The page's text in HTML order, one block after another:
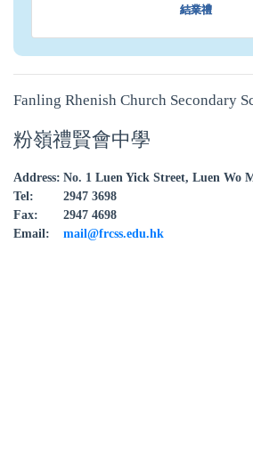
結業禮
Fanling Rhenish Church Secondary
粉嶺禮賢會中學
Address: No. 1 Luen Yick Street, Luen Wo
Tel:
2947 3698
Fax:
2947 4698
Email:
mail@frcss.edu.hk